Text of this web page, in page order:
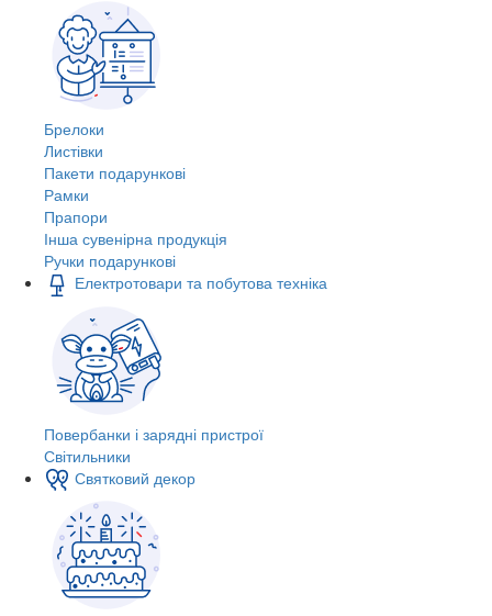
Брелоки
Листівки
Пакети подарункові
Рамки
Прапори
Інша сувенірна продукція
Ручки подарункові
Електротовари та побутова техніка
Повербанки і зарядні пристрої
Світильники
Святковий декор